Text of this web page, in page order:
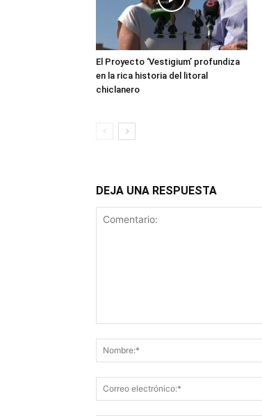
El Proyecto ‘Vestigium’ profundiza
en la rica historia del litoral
chiclanero
DEJA UNA RESPUESTA